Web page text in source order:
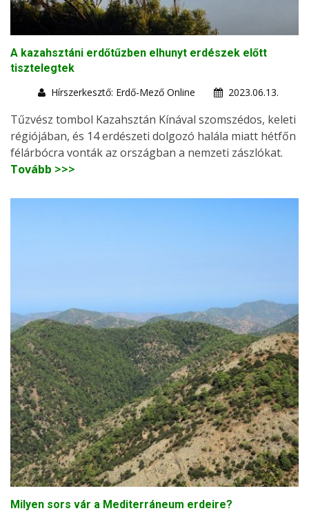
A kazahsztáni erdőtűzben elhunyt erdészek előtt
tisztelegtek
Hírszerkesztő: Erdő-Mező Online
2023.06.13.
Tűzvész tombol Kazahsztán Kínával szomszédos, keleti
régiójában, és 14 erdészeti dolgozó halála miatt hétfőn
félárbócra vonták az országban a nemzeti zászlókat.
Tovább >>>
Milyen sors vár a Mediterráneum erdeire?